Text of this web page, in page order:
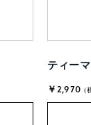
ティー
￥2,970 (